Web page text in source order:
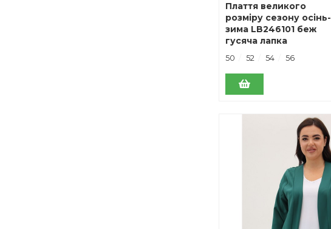
Плаття великого
розміру сезону осінь-
зима LB246101 беж
гусяча лапка
50 52 54 56